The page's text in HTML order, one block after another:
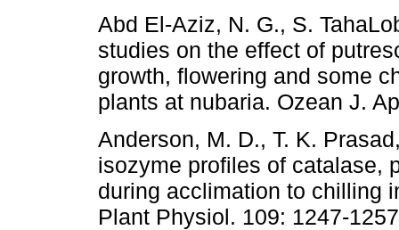
Abd El-Aziz, N. G., S.
studies on the effect of
growth, flowering and some
plants at nubaria. Ozean J.
Anderson, M. D., T. K.
isozyme profiles of catalase,
during acclimation to chilling
Plant Physiol. 109: 1247-